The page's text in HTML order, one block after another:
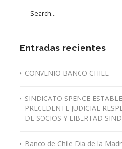
Entradas recientes
CONVENIO BANCO CHILE
SINDICATO SPENCE
PRECEDENTE JUDICIAL
DE SOCIOS Y LIBERTAD
Banco de Chile Dia de la